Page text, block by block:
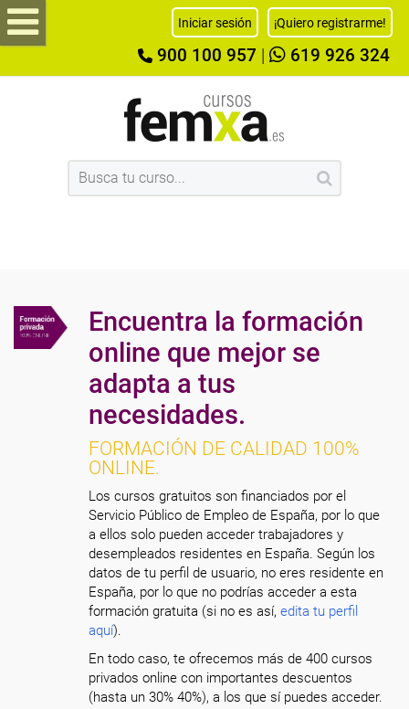
Iniciar sesión ¡Quiero registrarme!
900 100 957 619 926 324
Encuentra la formación
online que mejor se
adapta a tus
necesidades.
FORMACIÓN DE CALIDAD 100%
ONLINE.
Los cursos gratuitos son financiados por el
Servicio Público de Empleo de España, por lo que
a ellos solo pueden acceder trabajadores y
desempleados residentes en España. Según los
datos de tu perfil de usuario, no eres residente en
España, por lo que no podrías acceder a esta
formación gratuita (si no es así,edita tu perfil
aquí).
En todo caso, te ofrecemos más de 400 cursos
privados online con importantes descuentos
(hasta un 30% 40%), a los que sí puedes acceder.